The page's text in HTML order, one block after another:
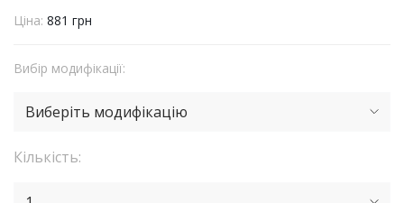
Ціна: 881 грн
Вибір модифікації:
Виберіть модифікацію
Кількість: